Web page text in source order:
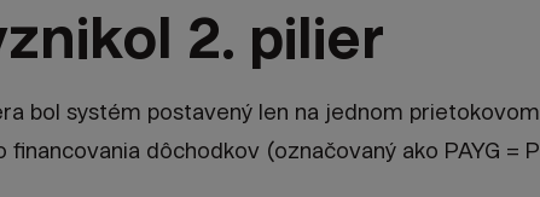
2. pilier
bol systém postavený len na jednom
financovania dôchodkov (označovaný ako PAYG =